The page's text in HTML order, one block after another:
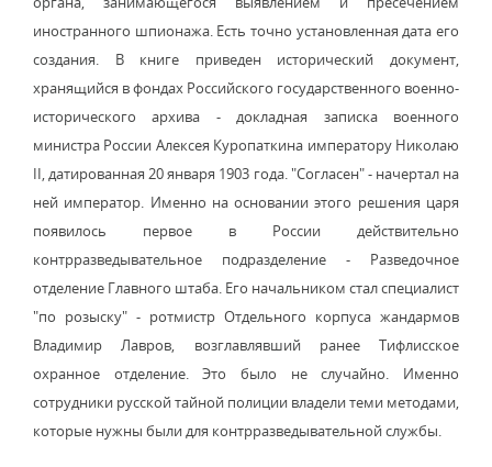
иностранного шпионажа. Есть точно установленная дата его
создания. В книге приведен исторический документ,
хранящийся в фондах Российского государственного военно-
исторического архива - докладная записка военного
министра России Алексея Куропаткина императору Николаю
II, датированная 20 января 1903 года. "Согласен" - начертал на
ней император. Именно на основании этого решения царя
появилось первое в России действительно
контрразведывательное подразделение - Разведочное
отделение Главного штаба. Его начальником стал специалист
"по розыску" - ротмистр Отдельного корпуса жандармов
Владимир Лавров, возглавлявший ранее Тифлисcкое
охранное отделение. Это было не случайно. Именно
сотрудники русской тайной полиции владели теми методами,
которые нужны были для контрразведывательной службы.